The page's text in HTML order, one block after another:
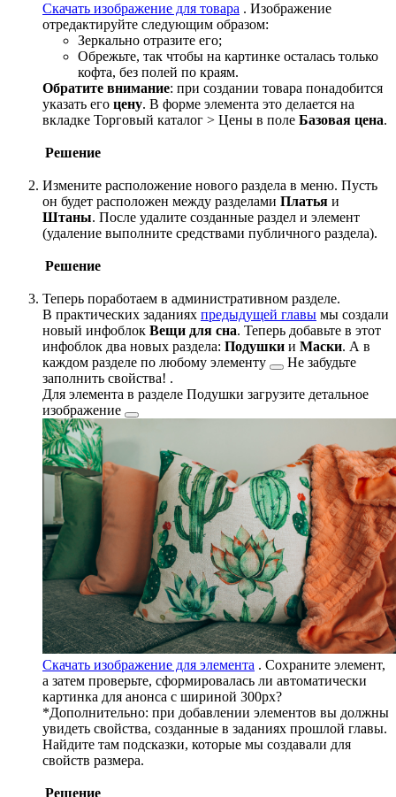
Скачать изображение для товара . Изображение
отредактируйте следующим образом:
Зеркально отразите его;
Обрежьте, так чтобы на картинке осталась только
кофта, без полей по краям.
Обратите внимание: при создании товара понадобится
указать его цену. В форме элемента это делается на
вкладке Торговый каталог > Цены в поле Базовая цена.
Решение
Измените расположение нового раздела в меню. Пусть
он будет расположен между разделами Платья и
Штаны. После удалите созданные раздел и элемент
(удаление выполните средствами публичного раздела).
Решение
Теперь поработаем в административном разделе.
В практических заданиях предыдущей главы мы создали
новый инфоблок Вещи для сна. Теперь добавьте в этот
инфоблок два новых раздела: Подушки и Маски. А в
каждом разделе по любому элементу
Не забудьте
заполнить свойства! .
Для элемента в разделе Подушки загрузите детальное
изображение
Скачать изображение для элемента . Сохраните элемент,
а затем проверьте, сформировалась ли автоматически
картинка для анонса с шириной 300px?
*Дополнительно: при добавлении элементов вы должны
увидеть свойства, созданные в заданиях прошлой главы.
Найдите там подсказки, которые мы создавали для
свойств размера.
Решение